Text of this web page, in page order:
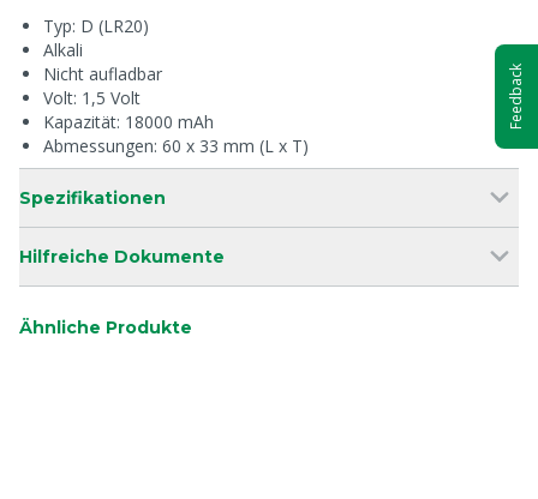
Typ: D (LR20)
Alkali
Nicht aufladbar
Volt: 1,5 Volt
Kapazität: 18000 mAh
Abmessungen: 60 x 33 mm (L x T)
Spezifikationen
Hilfreiche Dokumente
Ähnliche Produkte
Feedback